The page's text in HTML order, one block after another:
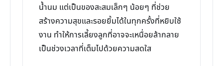
น้ำนม แต่เป็นของสะสมเล็กๆ น้อยๆ ที่ช่วย
สร้างความสุขและรอยยิ้มได้ในทุกครั้งที่หยิบใช้
งาน ทำให้การเลี้ยงลูกที่อาจจะเหนื่อยล้ากลาย
เป็นช่วงเวลาที่เต็มไปด้วยความสดใส